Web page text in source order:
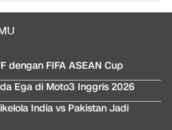
dengan FIFA ASEAN Cup
Ega di Moto3 Inggris 2026
India vs Pakistan Jadi